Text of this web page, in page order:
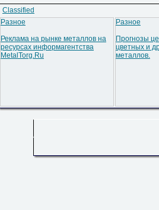
Classified
Разное
Реклама на рынке металлов на
ресурсах информагентства
MetalTorg.Ru
Разное
Прогнозы
цветных и
металлов.